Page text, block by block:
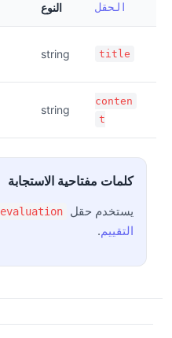
الحقل النوع
title
string
conten
t
string
كلمات مفتاحية الاستجابة
يستخدم حقل evaluation
التقييم.